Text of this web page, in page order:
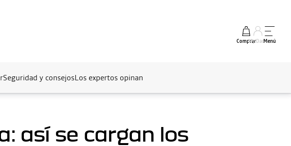
ComprarMy DaciaMenú
Seguridad y consejosLos expertos opinan
así se cargan los